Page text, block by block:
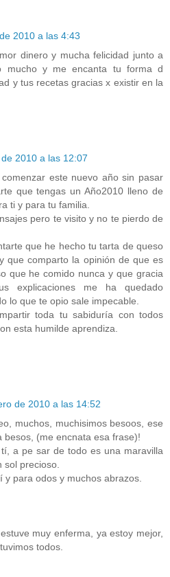
2010 a las 4:43
dinero y mucha felicidad junto a
y me encanta tu forma d
y tus recetas gracias x existir en la
2010 a las 12:07
este nuevo año sin pasar
que tengas un Año2010 lleno de
ti y para tu familia.
pero te visito y no te pierdo de
que he hecho tu tarta de queso
que comparto la opinión de que es
que he comido nunca y que gracia
me ha quedado
lo que te opio sale impecable.
toda tu sabiduría con todos
esta humilde aprendiza.
de 2010 a las 14:52
muchos, muchisimos besoos, ese
besos, (me encnata esa frase)!
a pe sar de todo es una maravilla
precioso.
y para odos y muchos abrazos.
muy enferma, ya estoy mejor,
todos.